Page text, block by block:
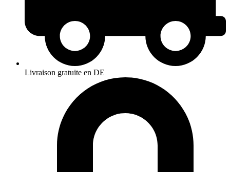
Livraison gratuite en DE